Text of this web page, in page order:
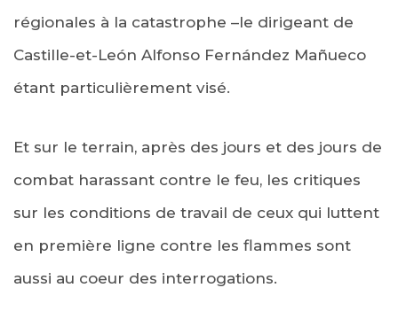
régionales à la catastrophe –le dirigeant de
Castille-et-León Alfonso Fernández Mañueco
étant particulièrement visé.
Et sur le terrain, après des jours et des jours de
combat harassant contre le feu, les critiques
sur les conditions de travail de ceux qui luttent
en première ligne contre les flammes sont
aussi au coeur des interrogations.